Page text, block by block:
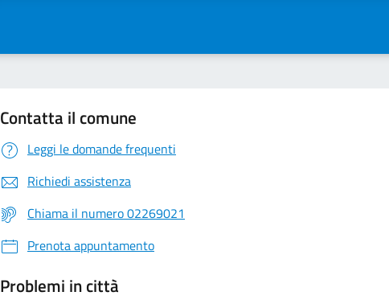
Contatta il comune
Leggi le domande frequenti
Richiedi assistenza
Chiama il numero 02269021
Prenota appuntamento
Problemi in città